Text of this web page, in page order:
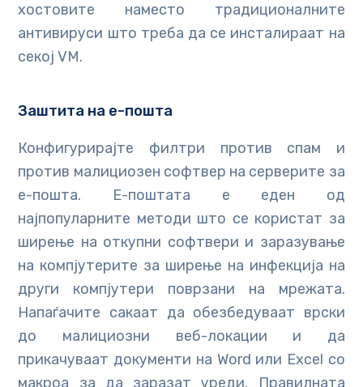
хостовите наместо традиционалните
антивируси што треба да се инсталираат на
секој VM.
Заштита на е-пошта
Конфигурирајте филтри против спам и
против малициозен софтвер на серверите за
е-пошта. Е-поштата е еден од
најпопуларните методи што се користат за
ширење на откупни софтвери и заразување
на компјутерите за ширење на инфекција на
други компјутери поврзани на мрежата.
Напаѓачите сакаат да обезбедуваат врски
до малициозни веб-локации и да
прикачуваат документи на Word или Excel со
макроа за да заразат уреди. Правилната